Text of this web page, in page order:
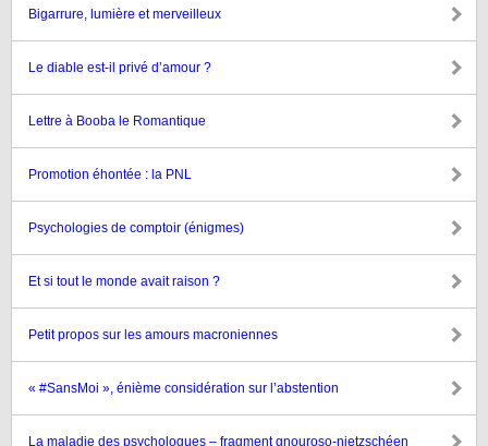
Bigarrure, lumière et merveilleux
Le diable est-il privé d’amour ?
Lettre à Booba le Romantique
Promotion éhontée : la PNL
Psychologies de comptoir (énigmes)
Et si tout le monde avait raison ?
Petit propos sur les amours macroniennes
« #SansMoi », énième considération sur l’abstention
La maladie des psychologues – fragment gnouroso-nietzschéen